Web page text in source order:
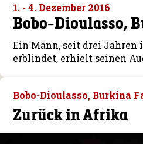
1. - 4. Dezember 2016
Bobo-Dioulasso,
Ein Mann, seit drei Jahren
erblindet, erhielt seinen
Bobo-Dioulasso, Burkina
Zurück in Afrika